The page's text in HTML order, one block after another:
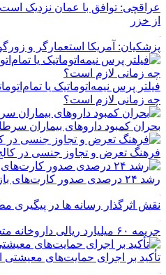
از خزر
پزشکیان: آمریکا استعمارگر و
فیلتر پرس نیمه‌اتوماتیک یا
چه زمانی لازم است؟
بحران کمبود دارو‌های بیماران
فرهنگ تعرض و تجاوز جنسی در
رشد ۲۴ درصدی صدور کارت‌های بازرگانی در گرگان
نقش اثرگذار رسانه ها در پیگیری
جریمه ۶۰ میلیارد ریالی داروخانه متخلف
تأکید بر اجرای حمایت‌های معیشتی